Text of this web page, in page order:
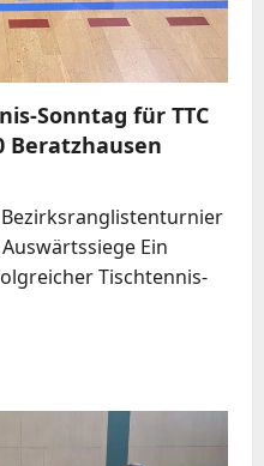
Sonntag für TTC
Beratzhausen
Ein
Tischtennis-